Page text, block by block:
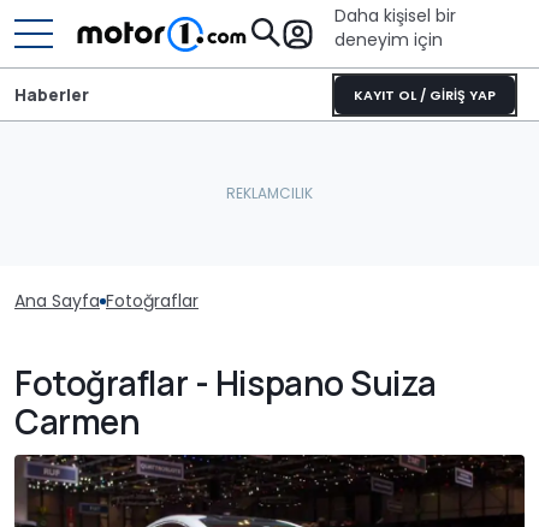
Daha kişisel bir
deneyim için
KAYIT OL / GİRİŞ YAP
Haberler
Ana Sayfa Fotoğraflar
Fotoğraflar - Hispano Suiza
Carmen